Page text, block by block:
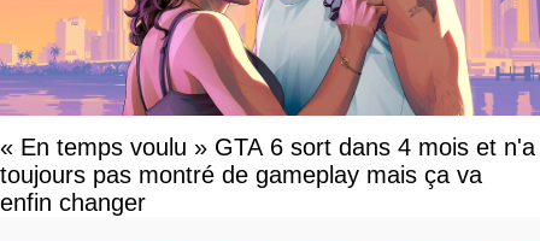
« En temps voulu » GTA 6 sort dans 4 mois et n'a
toujours pas montré de gameplay mais ça va
enfin changer